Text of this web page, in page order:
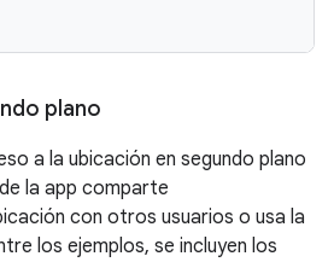
plano
a la ubicación en segundo plano
la app comparte
con otros usuarios o usa la
los ejemplos, se incluyen los